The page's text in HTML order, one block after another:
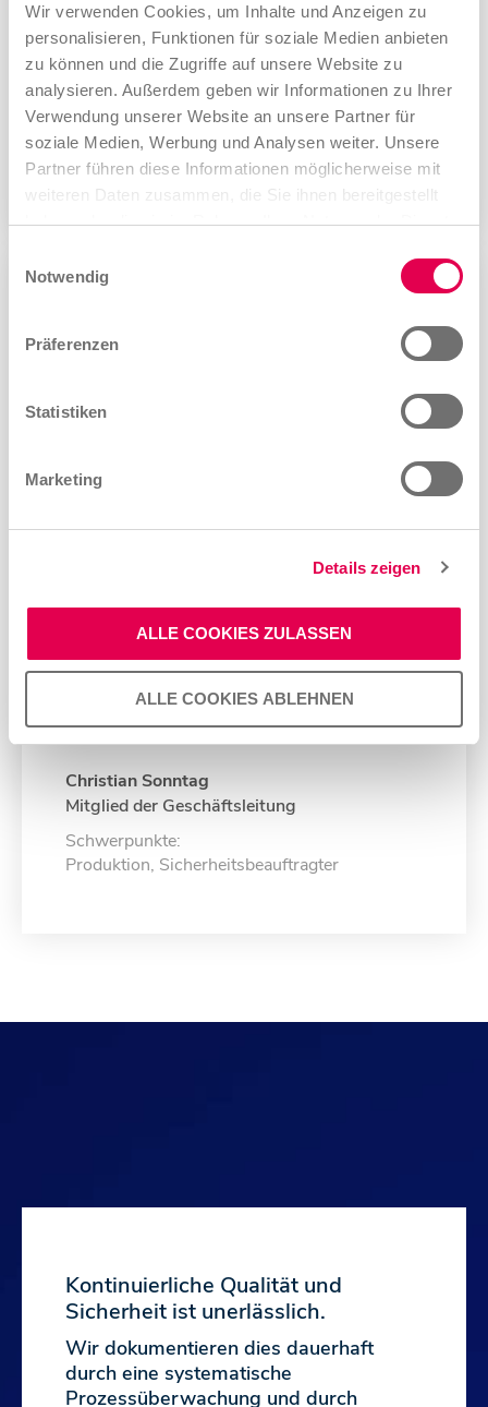
Wir verwenden Cookies, um Inhalte und Anzeigen zu
personalisieren, Funktionen für soziale Medien anbieten
zu können und die Zugriffe auf unsere Website zu
analysieren. Außerdem geben wir Informationen zu Ihrer
Verwendung unserer Website an unsere Partner für
soziale Medien, Werbung und Analysen weiter. Unsere
Partner führen diese Informationen möglicherweise mit
weiteren Daten zusammen, die Sie ihnen bereitgestellt
haben oder die sie im Rahmen Ihrer Nutzung der Dienste
Impressum
Notwendig
Präferenzen
Statistiken
Marketing
Details zeigen
ALLE COOKIES ZULASSEN
ALLE COOKIES ABLEHNEN
OliverFischer
Gründer & Geschäftsführer
Schwerpunkte:
Strategie, Online-Vertrieb, Finance
Christian Sonntag
Mitglied der Geschäftsleitung
Schwerpunkte:
Produktion, Sicherheitsbeauftragter
Kontinuierliche Qualität und
Sicherheit ist unerlässlich.
Wir dokumentieren dies dauerhaft
durch eine systematische
Prozessüberwachung und durch